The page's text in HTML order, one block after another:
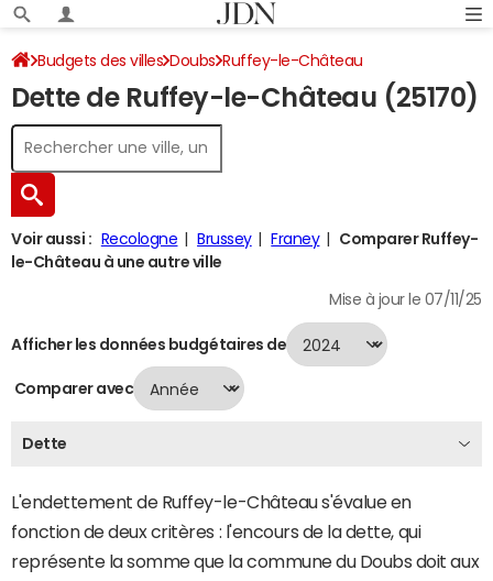
Budgets des villes Doubs Ruffey-le-Château
Dette au 31/12/2024
Dette de Ruffey-le-Château (25170)
Voir aussi : Recologne Brussey Franey
Comparer Ruffey-
le-Château à une autre ville
Mise à jour le 07/11/25
Afficher les données budgétaires de
Comparer avec
Dette
L'endettement de Ruffey-le-Château s'évalue en
fonction de deux critères : l'encours de la dette, qui
représente la somme que la commune du Doubs doit aux